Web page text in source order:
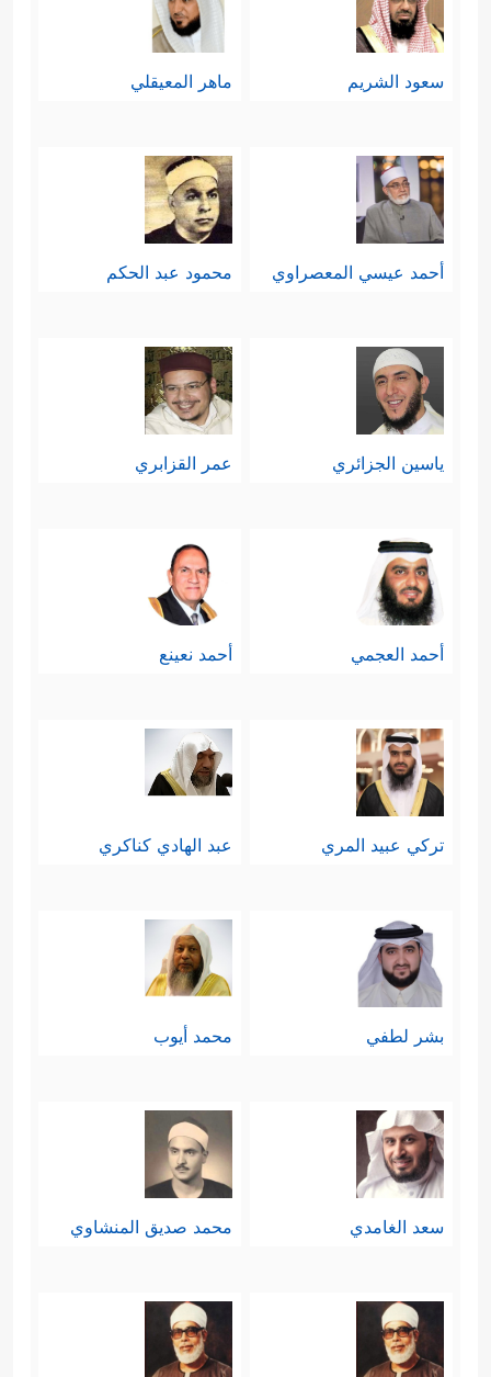
سعود الشريم ماهر المعيقلي
أحمد عيسي المعصراوي محمود عبد الحكم
ياسين الجزائري عمر القزابري
أحمد العجمي أحمد نعينع
تركي عبيد المري عبد الهادي كناكري
بشر لطفي محمد أيوب
سعد الغامدي محمد صديق المنشاوي